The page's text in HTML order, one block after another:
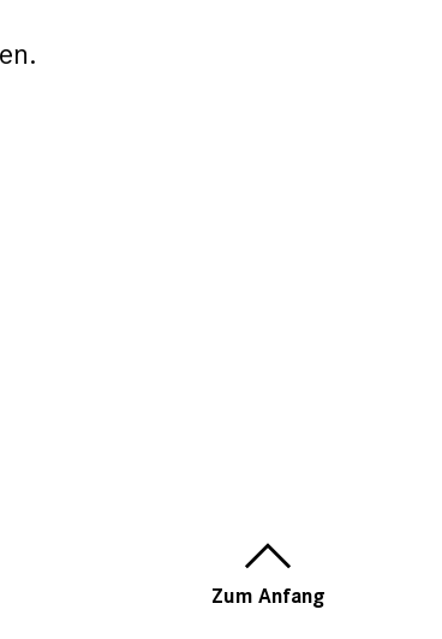
Zum Anfang